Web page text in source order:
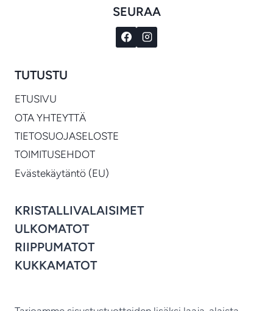
SEURAA
TUTUSTU
ETUSIVU
OTA YHTEYTTÄ
TIETOSUOJASELOSTE
TOIMITUSEHDOT
Evästekäytäntö (EU)
KRISTALLIVALAISIMET
ULKOMATOT
RIIPPUMATOT
KUKKAMATOT